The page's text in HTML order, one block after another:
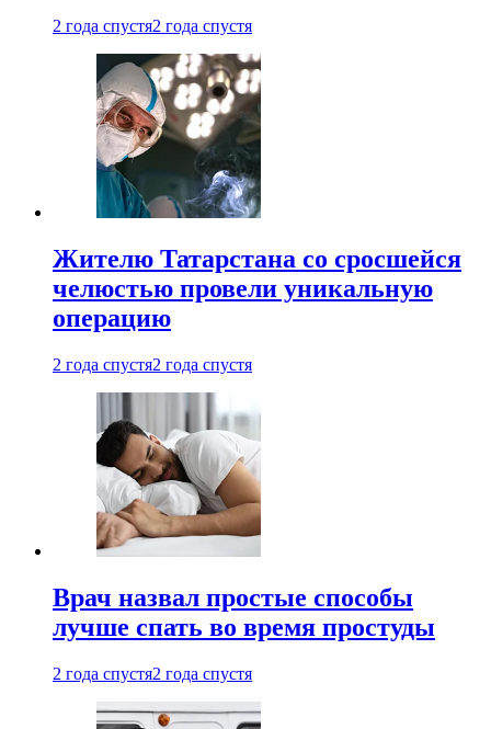
2 года спустя2 года спустя
Жителю Татарстана со сросшейся
челюстью провели уникальную
операцию
2 года спустя2 года спустя
Врач назвал простые способы
лучше спать во время простуды
2 года спустя2 года спустя